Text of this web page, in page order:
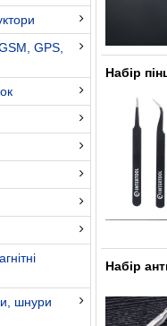
GPS,
шнури
Набір
Набір